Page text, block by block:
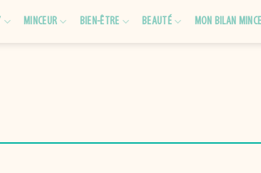
MINCEUR BIEN-ÊTRE BEAUTÉ MON BILAN